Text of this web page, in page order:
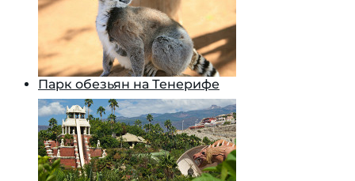
Парк обезьян на Тенерифе